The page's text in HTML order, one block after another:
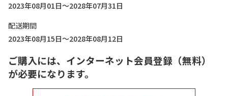
2023年08月01日～2028年07月31日
配送期間
2023年08月15日～2028年08月12日
ご購入には、インターネット会員登録（無料）
が必要になります。